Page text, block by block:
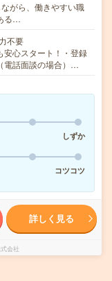
がら、働きやすい職
る…
不要
安心スタート！・登録
電話面談の場合）…
しずか
コツコツ
詳しく見る
会社